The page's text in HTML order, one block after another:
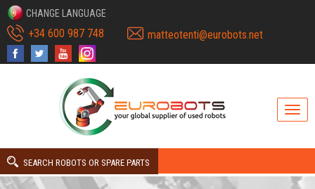
CHANGE LANGUAGE
+34 600 987 748 matteotenti@eurobots.net
SEARCH ROBOTS OR SPARE PARTS